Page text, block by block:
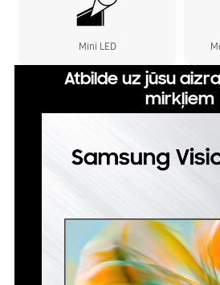
Mini LED
Atbilde uz jūsu
mirkļiem